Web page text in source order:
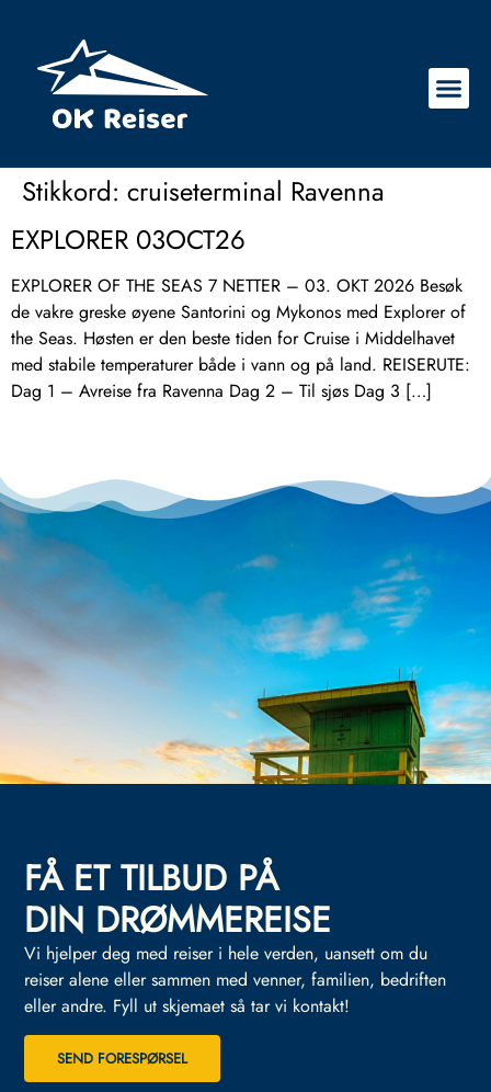
Stikkord: cruiseterminal Ravenna
EXPLORER 03OCT26
EXPLORER OF THE SEAS 7 NETTER – 03. OKT 2026 Besøk
de vakre greske øyene Santorini og Mykonos med Explorer of
the Seas. Høsten er den beste tiden for Cruise i Middelhavet
med stabile temperaturer både i vann og på land. REISERUTE:
Dag 1 – Avreise fra Ravenna Dag 2 – Til sjøs Dag 3 […]
FÅ ET TILBUD PÅ
DIN DRØMMEREISE
Vi hjelper deg med reiser i hele verden, uansett om du
reiser alene eller sammen med venner, familien, bedriften
eller andre. Fyll ut skjemaet så tar vi kontakt!
SEND FORESPØRSEL